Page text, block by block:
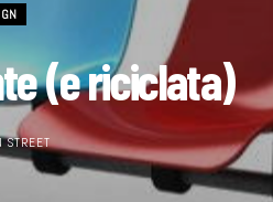
(e riciclata)
STREET